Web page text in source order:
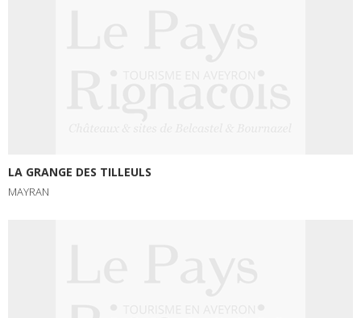
LA GRANGE DES TILLEULS
MAYRAN